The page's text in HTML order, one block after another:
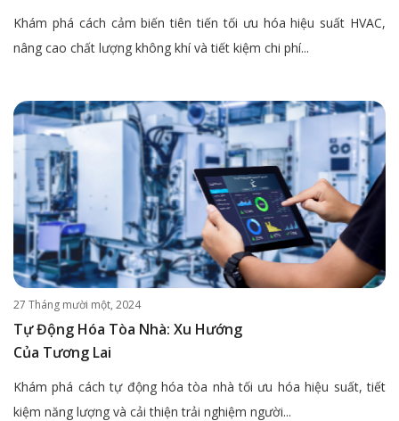
Khám phá cách cảm biến tiên tiến tối ưu hóa hiệu suất HVAC,
nâng cao chất lượng không khí và tiết kiệm chi phí...
27 Tháng mười một, 2024
Tự Động Hóa Tòa Nhà: Xu Hướng
Của Tương Lai
Khám phá cách tự động hóa tòa nhà tối ưu hóa hiệu suất, tiết
kiệm năng lượng và cải thiện trải nghiệm người...